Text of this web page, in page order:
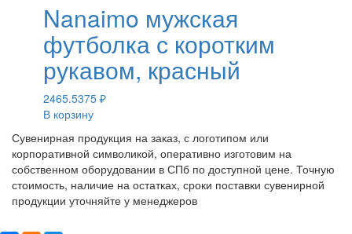
Nanaimo мужская
футболка с коротким
рукавом, красный
2465.5375 ₽
В корзину
Сувенирная продукция на заказ, с логотипом или
корпоративной символикой, оперативно изготовим на
собственном оборудовании в СПб по доступной цене. Точную
стоимость, наличие на остатках, сроки поставки сувенирной
продукции уточняйте у менеджеров